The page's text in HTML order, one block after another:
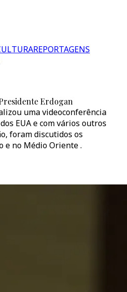
REPORTAGENS
Erdogan
uma videoconferência
EUA e com vários outros
foram discutidos os
e no Médio Oriente .